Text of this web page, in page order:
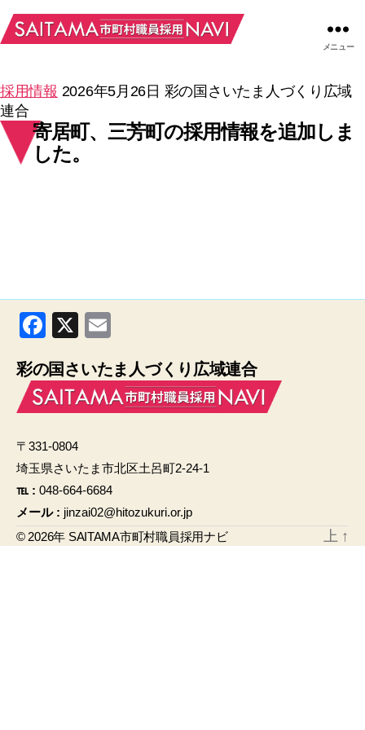
メニュー
採用情報 2026年5月26日 彩の国さいたま人づくり広域
連合
寄居町、三芳町の採用情報を追加しま
した。
F
c
e
o
o
k
X
ail
彩の国さいたま人づくり広域連合
〒331-0804
埼玉県さいたま市北区土呂町2-24-1
℡ : 048-664-6684
メール : jinzai02@hitozukuri.or.jp
© 2026年 SAITAMA市町村職員採用ナビ 上 ↑